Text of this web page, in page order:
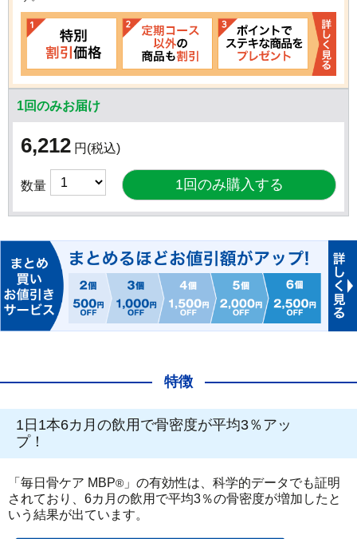
1回のみお届け
6,212 円 (税込)
数量
特徴
1日1本6カ月の飲用で骨密度が平均3％アッ
プ！
「毎日骨ケア MBP® 」の有効性は、科学的データでも証明
されており、6カ月の飲用で平均3％の骨密度が増加したと
いう結果が出ています。